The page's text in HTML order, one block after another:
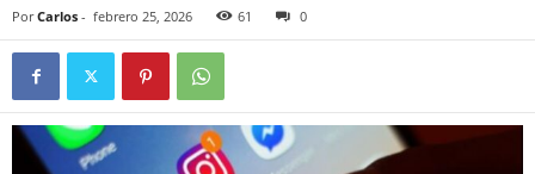
Por Carlos - febrero 25, 2026 61 0